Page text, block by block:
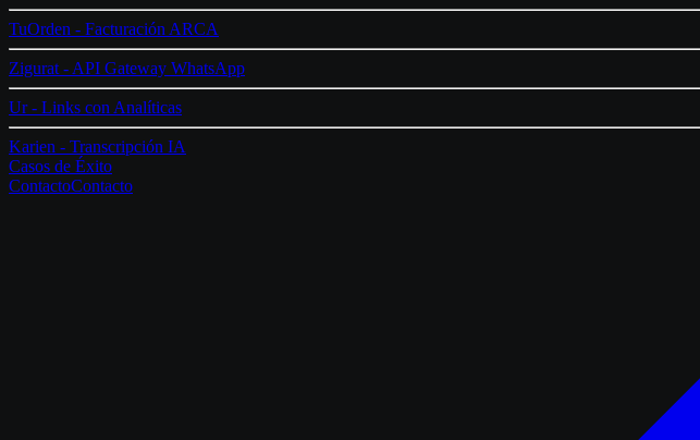
TuOrden - Facturación ARCA
Zigurat - API Gateway WhatsApp
Ur - Links con Analíticas
Karien - Transcripción IA
Casos de Éxito
ContactoContacto